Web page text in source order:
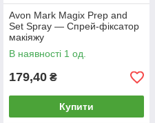
Avon Mark Magix Prep and
Set Spray — Спрей-фіксатор
макіяжу
В наявності 1 од.
179,40 ₴
Купити